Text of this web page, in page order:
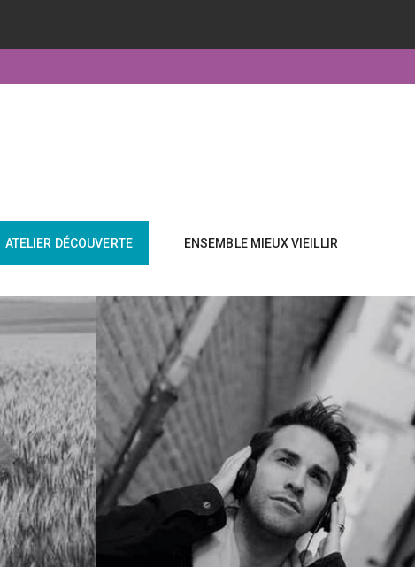
ATELIER DÉCOUVERTE ENSEMBLE MIEUX VIEILLIR